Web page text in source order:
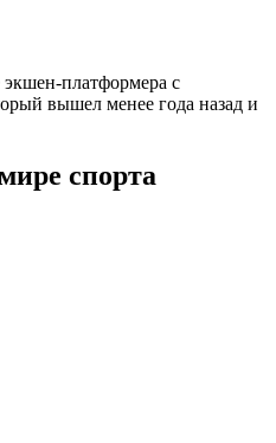
платформера с
вышел менее года назад и
спорта